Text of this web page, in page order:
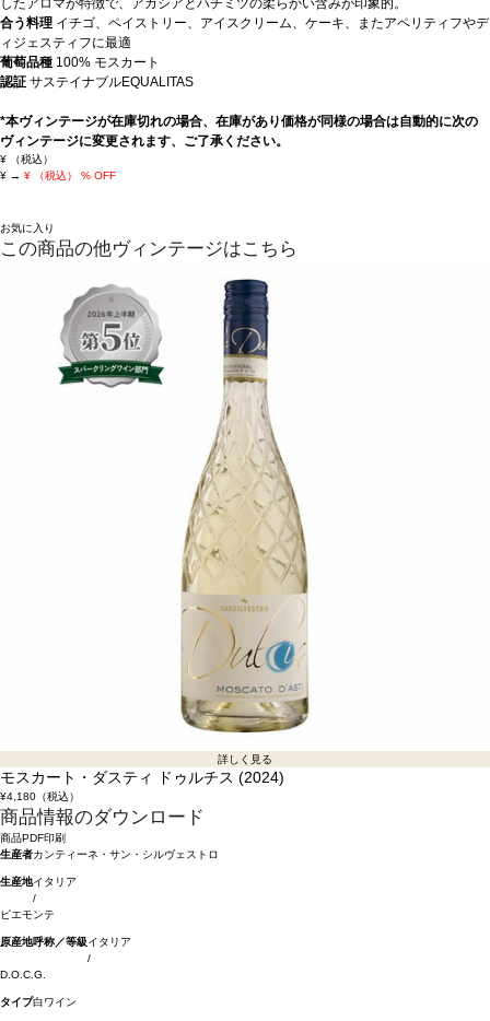
したアロマが特徴で、アカシアとハチミツの柔らかい含みが印象的。
合う料理 イチゴ、ペイストリー、アイスクリーム、ケーキ、またアペリティフやデ
ィジェスティフに最適
葡萄品種 100% モスカート
認証 サステイナブルEQUALITAS
*本ヴィンテージが在庫切れの場合、在庫があり価格が同様の場合は自動的に次の
ヴィンテージに変更されます、ご了承ください。
¥
（税込）
¥ → ¥ （税込） % OFF
お気に入り
この商品の他ヴィンテージはこちら
詳しく見る
モスカート・ダスティ ドゥルチス (2024)
¥4,180（税込）
商品情報のダウンロード
商品PDF印刷
生産者カンティーネ・サン・シルヴェストロ
生産地イタリア
/
ピエモンテ
原産地呼称／等級イタリア
/
D.O.C.G.
タイプ白ワイン